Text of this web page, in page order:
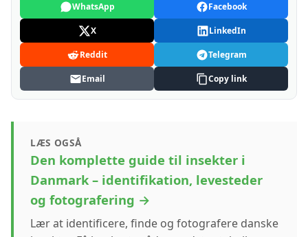
WhatsApp Facebook
X LinkedIn
Reddit Telegram
Email Copy link
LÆS OGSÅ
Den komplette guide til insekter i
Danmark – identifikation, levesteder
og fotografering →
Lær at identificere, finde og fotografere danske